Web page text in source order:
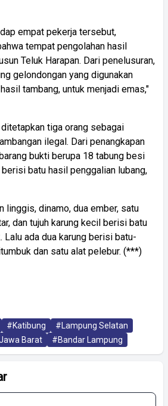
empat pekerja tersebut,
tempat pengolahan hasil
Teluk Harapan. Dari penelusuran,
gelondongan yang digunakan
tambang, untuk menjadi emas,"
tiga orang sebagai
ilegal. Dari penangkapan
bukti berupa 18 tabung besi
batu hasil penggalian lubang,
linggis, dinamo, dua ember, satu
dan tujuh karung kecil berisi batu
Lalu ada dua karung berisi batu-
dan satu alat pelebur. (***)
#Katibung
#Lampung Selatan
Barat #Bandar Lampung